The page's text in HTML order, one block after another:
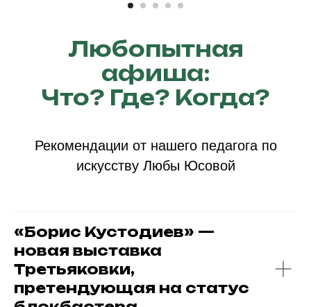
Любопытная
афиша:
Что? Где? Когда?
Рекомендации от нашего педагога по
искусству Любы Юсовой
«Борис Кустодиев» —
новая выставка
Третьяковки,
претендующая на статус
marketing@olimp-plus.ru
+7 915 021-99-28
121552, г. Москва
Рублёвское ш., 121